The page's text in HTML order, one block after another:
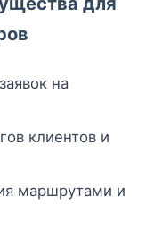
на
клиентов и
маршрутами и